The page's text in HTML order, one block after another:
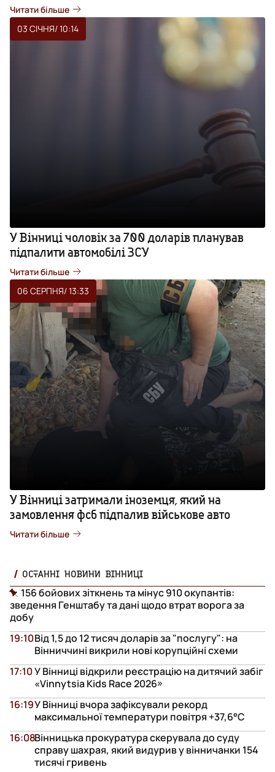
Читати більше
03 СІЧНЯ/ 10:14
У Вінниці чоловік за 700 доларів планував
підпалити автомобілі ЗСУ
Читати більше
06 СЕРПНЯ/ 13:33
У Вінниці затримали іноземця, який на
замовлення фсб підпалив військове авто
Читати більше
ОСТАННІ НОВИНИ ВІННИЦІ
156 бойових зіткнень та мінус 910 окупантів:
зведення Генштабу та дані щодо втрат ворога за
добу
Від 1,5 до 12 тисяч доларів за "послугу": на
Вінниччині викрили нові корупційні схеми
19:10
У Вінниці відкрили реєстрацію на дитячий забіг
«Vinnytsia Kids Race 2026»
17:10
У Вінниці вчора зафіксували рекорд
максимальної температури повітря +37,6°С
16:19
Вінницька прокуратура скерувала до суду
справу шахрая, який видурив у вінничанки 154
тисячі гривень
16:08